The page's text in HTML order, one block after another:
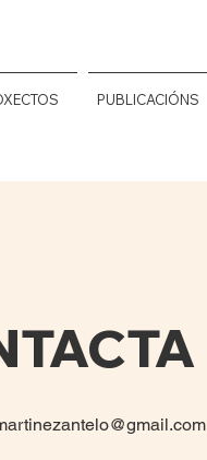
PUBLICACIÓNS